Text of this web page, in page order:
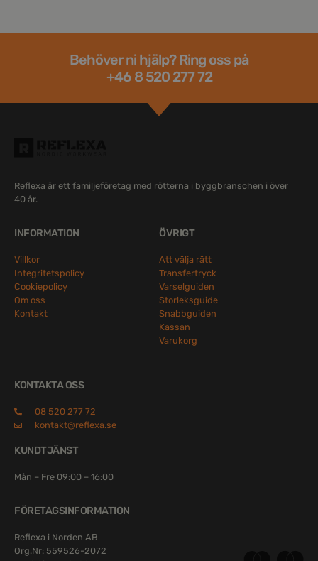
Behöver ni hjälp? Ring oss på
+46 8 520 277 72
Reflexa är ett familjeföretag med rötterna i byggbranschen i över
40 år.
INFORMATION
Villkor
Integritetspolicy
Cookiepolicy
Om oss
Kontakt
ÖVRIGT
Att välja rätt
Transfertryck
Varselguiden
Storleksguide
Snabbguiden
Kassan
Varukorg
KONTAKTA OSS
08 520 277 72
kontakt@reflexa.se
KUNDTJÄNST
Mån – Fre 09:00 – 16:00
FÖRETAGSINFORMATION
Reflexa i Norden AB
Org.Nr: 559526-2072